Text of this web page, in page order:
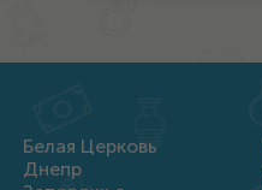
Белая Церковь
Днепр